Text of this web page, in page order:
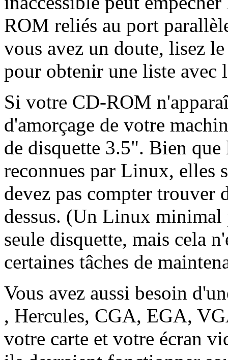
ROM reliés au port
vous avez un doute, lisez
pour obtenir une liste avec
Si votre CD-ROM
d'amorçage de votre
de disquette 3.5". Bien
reconnues par Linux, elles
devez pas compter trouver
dessus. (Un Linux
seule disquette, mais cela
certaines tâches de
Vous avez aussi besoin
, Hercules, CGA, EGA,
votre carte et votre écran